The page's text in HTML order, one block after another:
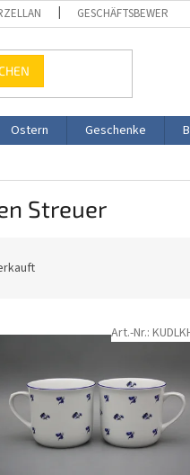
GESCHÄFTSBEWERTUNG
Ostern Geschenke
Streuer
Art.-Nr.: